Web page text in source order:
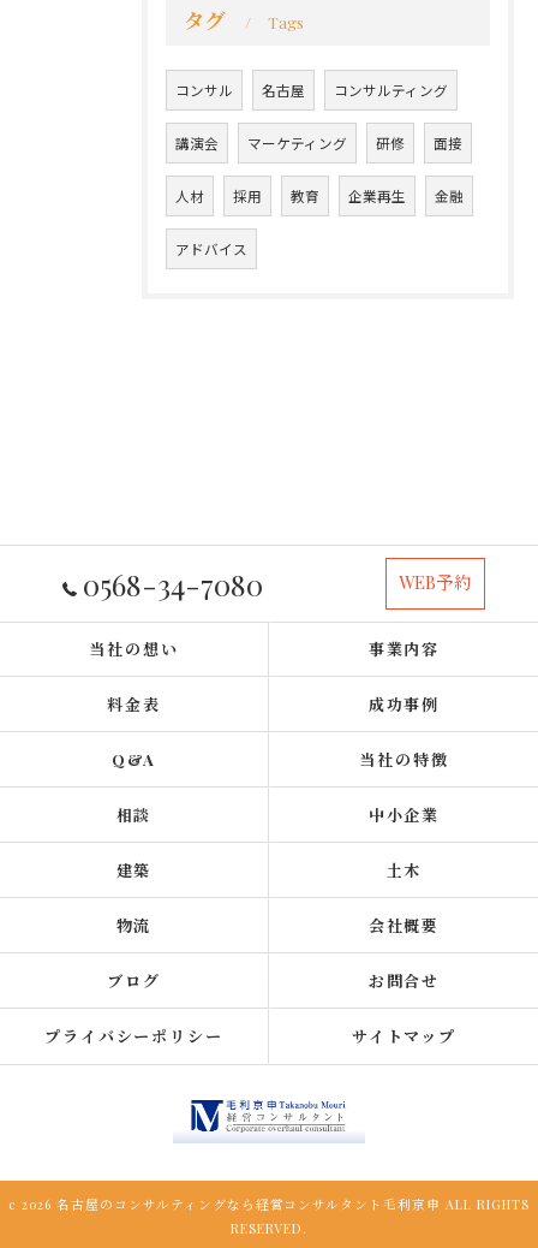
タグ Tags
コンサル 名古屋 コンサルティング
講演会 マーケティング 研修 面接
人材 採用 教育 企業再生 金融
アドバイス
0568-34-7080 WEB予約
当社の想い 事業内容
料金表 成功事例
Q&A 当社の特徴
相談 中小企業
建築 土木
物流 会社概要
ブログ お問合せ
プライバシーポリシー サイトマップ
c 2026 名古屋のコンサルティングなら経営コンサルタント毛利京申 ALL RIGHTS
RESERVED.